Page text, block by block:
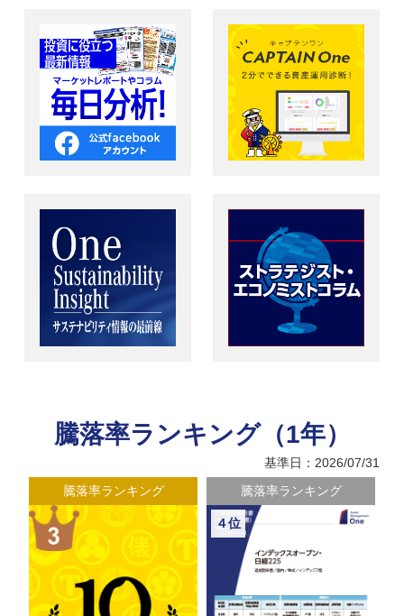
騰落率ランキング（1年）
基準日：2026/07/31
騰落率ランキング
騰落率ランキング
４位